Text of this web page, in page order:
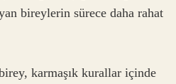
bireylerin sürece daha rahat
karmaşık kurallar içinde